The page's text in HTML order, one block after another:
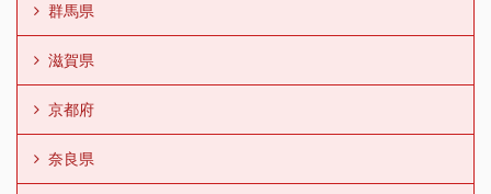
群馬県
滋賀県
京都府
奈良県